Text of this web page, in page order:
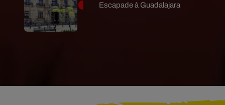
Escapade à Guadalajara